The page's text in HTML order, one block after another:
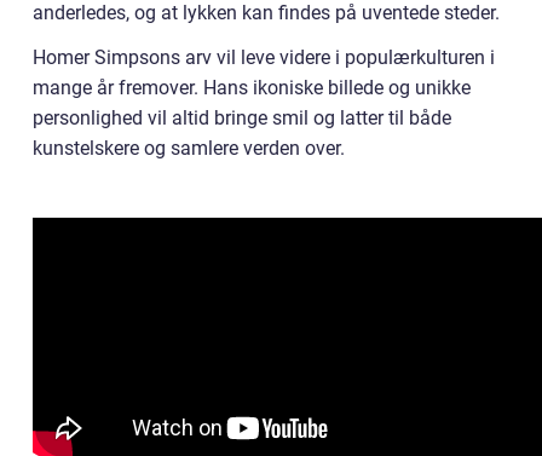
anderledes, og at lykken kan findes på uventede steder.
Homer Simpsons arv vil leve videre i populærkulturen i
mange år fremover. Hans ikoniske billede og unikke
personlighed vil altid bringe smil og latter til både
kunstelskere og samlere verden over.